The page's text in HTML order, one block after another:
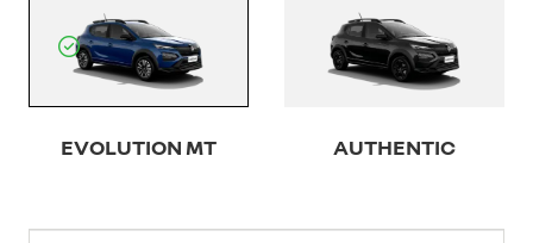
EVOLUTION MT AUTHENTIC